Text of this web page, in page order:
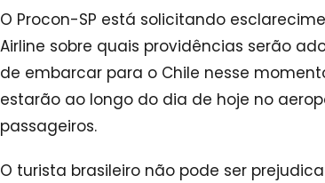
O Procon-SP está solicitando
Airline sobre quais providências serão
de embarcar para o Chile nesse
estarão ao longo do dia de hoje no
passageiros.
O turista brasileiro não pode ser